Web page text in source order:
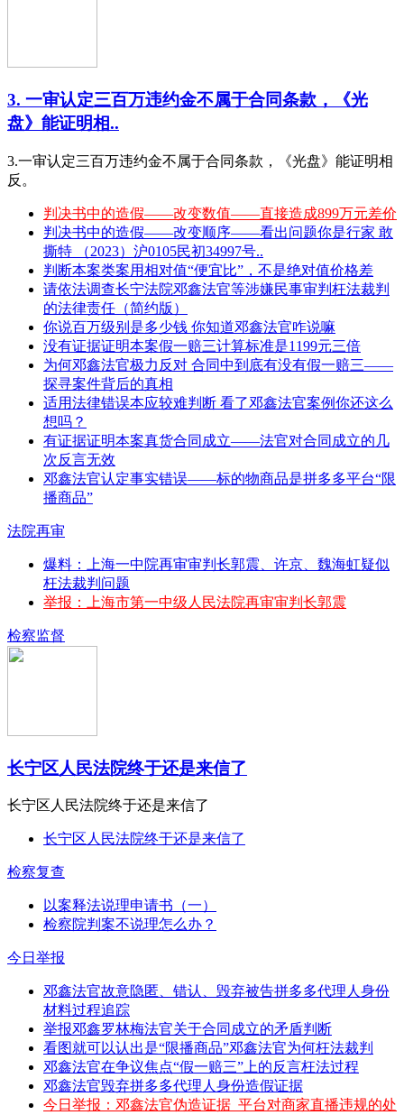
3. 一审认定三百万违约金不属于合同条款，《光
盘》能证明相..
3.一审认定三百万违约金不属于合同条款，《光盘》能证明相
反。
判决书中的造假——改变数值——直接造成899万元差价
判决书中的造假——改变顺序——看出问题你是行家 敢
撕特 （2023）沪0105民初34997号..
判断本案类案用相对值“便宜比”，不是绝对值价格差
请依法调查长宁法院邓鑫法官等涉嫌民事审判枉法裁判
的法律责任（简约版）
你说百万级别是多少钱 你知道邓鑫法官咋说嘛
没有证据证明本案假一赔三计算标准是1199元三倍
为何邓鑫法官极力反对 合同中到底有没有假一赔三——
探寻案件背后的真相
适用法律错误本应较难判断 看了邓鑫法官案例你还这么
想吗？
有证据证明本案真货合同成立——法官对合同成立的几
次反言无效
邓鑫法官认定事实错误——标的物商品是拼多多平台“限
播商品”
法院再审
爆料：上海一中院再审审判长郭震、许京、魏海虹疑似
枉法裁判问题
举报：上海市第一中级人民法院再审审判长郭震
检察监督
长宁区人民法院终于还是来信了
长宁区人民法院终于还是来信了
长宁区人民法院终于还是来信了
检察复查
以案释法说理申请书（一）
检察院判案不说理怎么办？
今日举报
邓鑫法官故意隐匿、错认、毁弃被告拼多多代理人身份
材料过程追踪
举报邓鑫罗林梅法官关于合同成立的矛盾判断
看图就可以认出是“限播商品”邓鑫法官为何枉法裁判
邓鑫法官在争议焦点“假一赔三”上的反言枉法过程
邓鑫法官毁弃拼多多代理人身份造假证据
今日举报：邓鑫法官伪造证据_平台对商家直播违规的处